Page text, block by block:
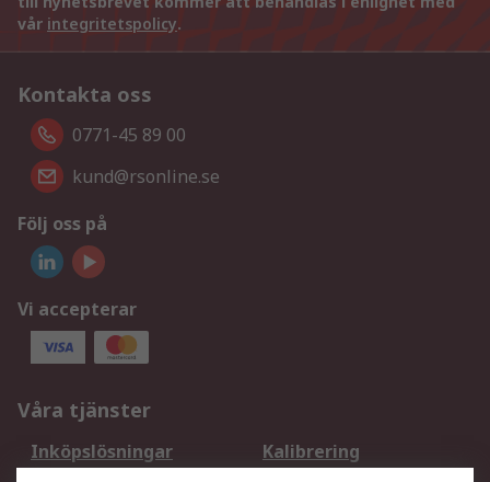
vår integritetspolicy.
Kontakta oss
0771-45 89 00
kund@rsonline.se
Följ oss på
Vi accepterar
Våra tjänster
Inköpslösningar
Kalibrering